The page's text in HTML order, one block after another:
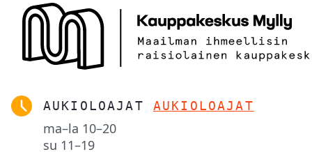
AUKIOLOAJAT AUKIOLOAJAT
ma–la 10–20
su 11–19